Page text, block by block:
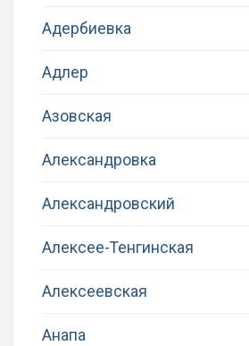
Адербиевка
Адлер
Азовская
Александровка
Александровский
Алексее-Тенгинская
Алексеевская
Анапа